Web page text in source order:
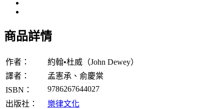
商品詳情
作者：
約翰•杜威（John Dewey）
譯者：
孟憲承、俞慶棠
ISBN：
9786267644027
出版社：
樂律文化